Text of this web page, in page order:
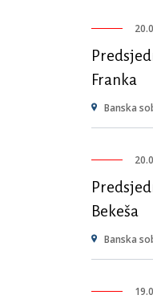
Franka
Banska
Bekeša
Banska